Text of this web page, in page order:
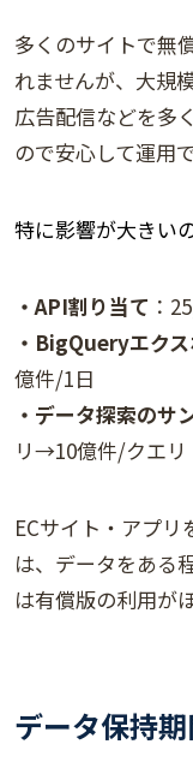
多くのサイトで無
れませんが、大規
広告配信などを多
ので安心して運用
特に影響が大きい
・API割り当て ：
・BigQueryエク
億件/1日
・データ探索のサ
リ→10億件/クエリ
ECサイト・アプ
は、データをある
は有償版の利用が
データ保持